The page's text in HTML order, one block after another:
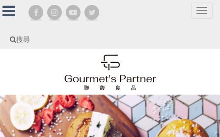
搜尋
選